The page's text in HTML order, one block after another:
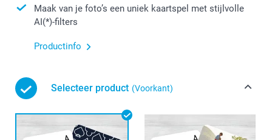
Maak van je foto’s een uniek kaartspel met stijlvolle
AI(*)-filters
Productinfo
Selecteer product (Voorkant)